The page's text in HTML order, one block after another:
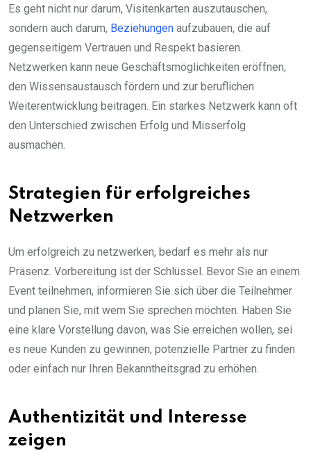
Es geht nicht nur darum, Visitenkarten auszutauschen,
sondern auch darum, Beziehungen aufzubauen, die auf
gegenseitigem Vertrauen und Respekt basieren.
Netzwerken kann neue Geschäftsmöglichkeiten eröffnen,
den Wissensaustausch fördern und zur beruflichen
Weiterentwicklung beitragen. Ein starkes Netzwerk kann oft
den Unterschied zwischen Erfolg und Misserfolg
ausmachen.
Strategien für erfolgreiches
Netzwerken
Um erfolgreich zu netzwerken, bedarf es mehr als nur
Präsenz. Vorbereitung ist der Schlüssel. Bevor Sie an einem
Event teilnehmen, informieren Sie sich über die Teilnehmer
und planen Sie, mit wem Sie sprechen möchten. Haben Sie
eine klare Vorstellung davon, was Sie erreichen wollen, sei
es neue Kunden zu gewinnen, potenzielle Partner zu finden
oder einfach nur Ihren Bekanntheitsgrad zu erhöhen.
Authentizität und Interesse
zeigen